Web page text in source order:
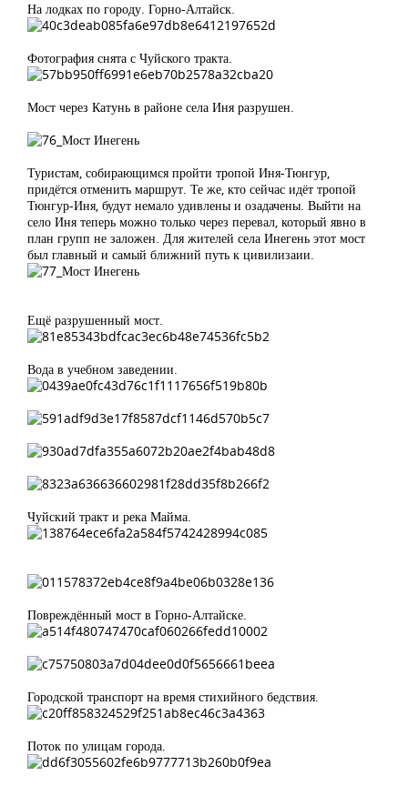
На лодках по городу. Горно-Алтайск.
Фотография снята с Чуйского тракта.
Мост через Катунь в районе села Иня разрушен.
Туристам, собирающимся пройти тропой Иня-Тюнгур,
придётся отменить маршрут. Те же, кто сейчас идёт тропой
Тюнгур-Иня, будут немало удивлены и озадачены. Выйти на
село Иня теперь можно только через перевал, который явно в
план групп не заложен. Для жителей села Инегень этот мост
был главный и самый ближний путь к цивилизаии.
Ещё разрушенный мост.
Вода в учебном заведении.
Чуйский тракт и река Майма.
Повреждённый мост в Горно-Алтайске.
Городской транспорт на время стихийного бедствия.
Поток по улицам города.